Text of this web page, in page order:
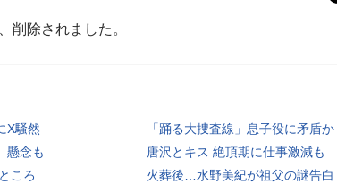
削除されました。
X騒然
「踊る大捜査線」息子役に矛盾か
懸念も
唐沢とキス 絶頂期に仕事激減も
ころ
火葬後…水野美紀が祖父の謎告白